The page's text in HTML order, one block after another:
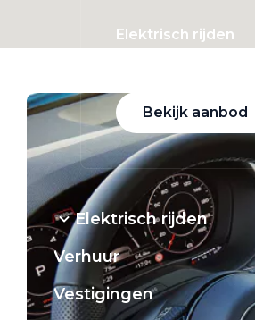
Elektrisch rijden
Bekijk aanbod
Elektrisch rijden
Verhuur
Vestigingen